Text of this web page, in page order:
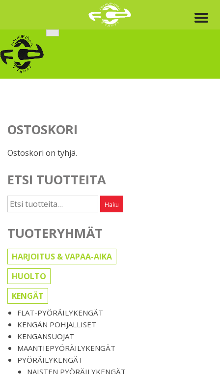
content
OSTOSKORI
Ostoskori on tyhjä.
ETSI TUOTTEITA
Etsi: Haku
TUOTERYHMÄT
HARJOITUS & VAPAA-AIKA
HUOLTO
KENGÄT
FLAT-PYÖRÄILYKENGÄT
KENGÄN POHJALLISET
KENGÄNSUOJAT
MAANTIEPYÖRÄILYKENGÄT
PYÖRÄILYKENGÄT
NAISTEN PYÖRÄILYKENGÄT